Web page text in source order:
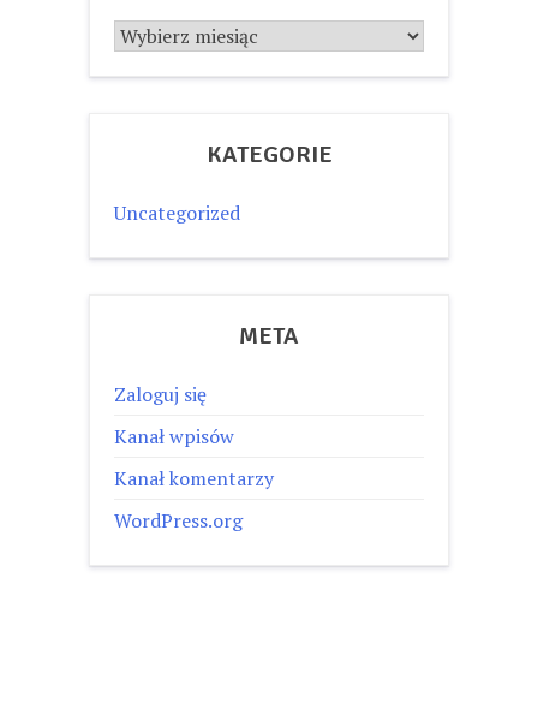
Archiwum
KATEGORIE
Uncategorized
META
Zaloguj się
Kanał wpisów
Kanał komentarzy
WordPress.org